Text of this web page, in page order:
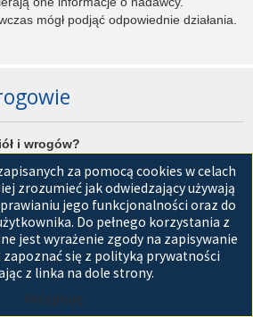
mógł podjąć odpowiednie działania.
i wrogów?
dodani do listy przyjaciół będą
znajdującej się w panelu
poziomu można szybko sprawdzić ich
wiadomość. Zależnie od
posty tych użytkowników mogą być
zostanie dodany do listy wrogów,
za pomocą cookies w celach
zrozumieć jak odwiedzający używają
jego funkcjonalności oraz do
Do pełnego korzystania z
jest wyrażenie zgody na zapisywanie
zapoznać się z polityką prywatności
z linka na dole strony.
Akceptuję